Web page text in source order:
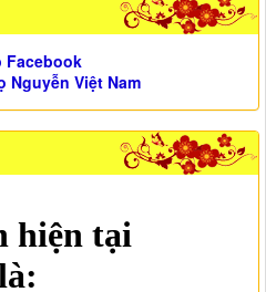
Facebook
Nguyễn Việt Nam